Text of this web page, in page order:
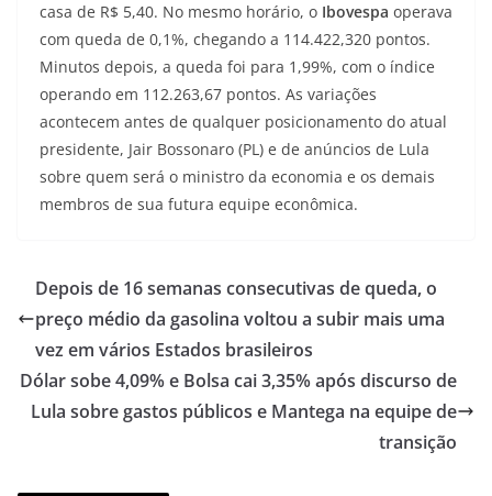
casa de R$ 5,40. No mesmo horário, o Ibovespa operava
com queda de 0,1%, chegando a 114.422,320 pontos.
Minutos depois, a queda foi para 1,99%, com o índice
operando em 112.263,67 pontos. As variações
acontecem antes de qualquer posicionamento do atual
presidente, Jair Bossonaro (PL) e de anúncios de Lula
sobre quem será o ministro da economia e os demais
membros de sua futura equipe econômica.
Depois de 16 semanas consecutivas de queda, o
preço médio da gasolina voltou a subir mais uma
vez em vários Estados brasileiros
Dólar sobe 4,09% e Bolsa cai 3,35% após discurso de
Lula sobre gastos públicos e Mantega na equipe de
transição